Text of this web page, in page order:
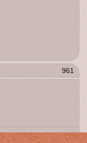
961